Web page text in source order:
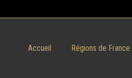
Accueil Régions de France